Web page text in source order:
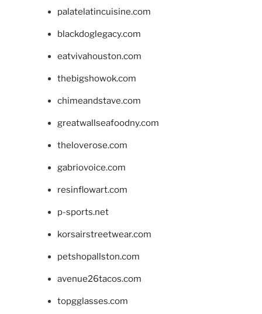
palatelatincuisine.com
blackdoglegacy.com
eatvivahouston.com
thebigshowok.com
chimeandstave.com
greatwallseafoodny.com
theloverose.com
gabriovoice.com
resinflowart.com
p-sports.net
korsairstreetwear.com
petshopallston.com
avenue26tacos.com
topgglasses.com